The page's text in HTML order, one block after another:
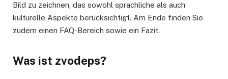
Bild zu zeichnen, das sowohl sprachliche als auch
kulturelle Aspekte berücksichtigt. Am Ende finden Sie
zudem einen FAQ-Bereich sowie ein Fazit.
Was ist zvodeps?